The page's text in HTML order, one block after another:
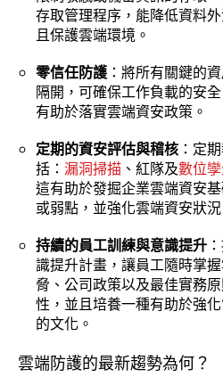
存取管理程序，能降低資料
且保護雲端環境。
零信任防護 ：將所有關鍵的
隔開，可確保工作負載的安
有助於落實雲端資安政策。
定期的資安評估與稽核 ：定
括： 漏洞掃描 、紅隊及數位
這有助於發掘企業雲端資安
或弱點，並強化雲端資安狀況
持續的員工訓練與意識提升
識提升計畫，讓員工隨時掌
脅、公司政策以及最佳實務
性，並且培養一種有助於強
的文化。
雲端防護的最新趨勢為何？